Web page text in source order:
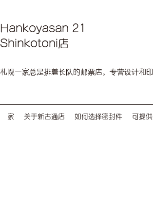
Hankoyasan 21
Shinkotoni店
札幌一家总是排着长队的邮票店。专营设计和
家 关于新古通店 如何选择密封件 可提